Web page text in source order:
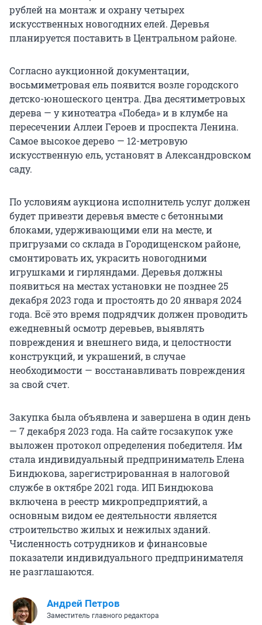
рублей на монтаж и охрану четырех
искусственных новогодних елей. Деревья
планируется поставить в Центральном районе.
Согласно аукционной документации,
восьмиметровая ель появится возле городского
детско-юношеского центра. Два десятиметровых
дерева — у кинотеатра «Победа» и в клумбе на
пересечении Аллеи Героев и проспекта Ленина.
Самое высокое дерево — 12-метровую
искусственную ель, установят в Александровском
саду.
По условиям аукциона исполнитель услуг должен
будет привезти деревья вместе с бетонными
блоками, удерживающими ели на месте, и
пригрузами со склада в Городищенском районе,
смонтировать их, украсить новогодними
игрушками и гирляндами. Деревья должны
появиться на местах установки не позднее 25
декабря 2023 года и простоять до 20 января 2024
года. Всё это время подрядчик должен проводить
ежедневный осмотр деревьев, выявлять
повреждения и внешнего вида, и целостности
конструкций, и украшений, в случае
необходимости — восстанавливать повреждения
за свой счет.
Закупка была объявлена и завершена в один день
— 7 декабря 2023 года. На сайте госзакупок уже
выложен протокол определения победителя. Им
стала индивидуальный предприниматель Елена
Биндюкова, зарегистрированная в налоговой
службе в октябре 2021 года. ИП Биндюкова
включена в реестр микропредприятий, а
основным видом ее деятельности является
строительство жилых и нежилых зданий.
Численность сотрудников и финансовые
показатели индивидуального предпринимателя
не разглашаются.
Андрей Петров
Заместитель главного редактора